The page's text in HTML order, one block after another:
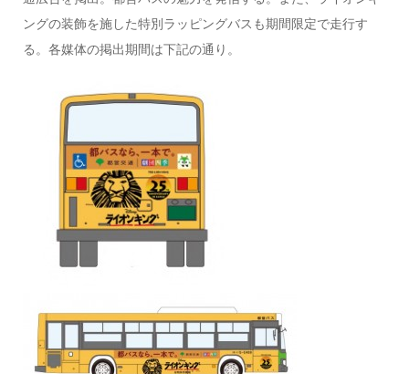
ングの装飾を施した特別ラッピングバスも期間限定で走行す
る。各媒体の掲出期間は下記の通り。